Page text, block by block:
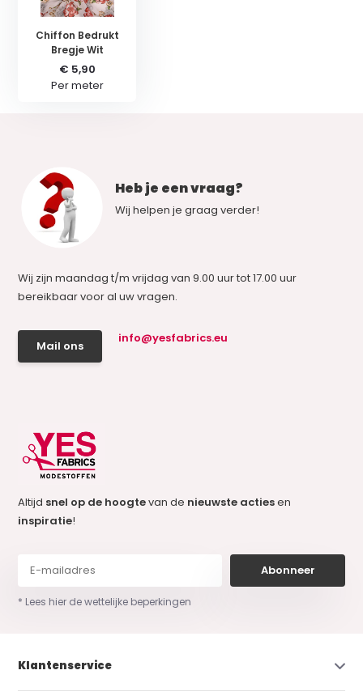
Chiffon Bedrukt
Bregje Wit
€ 5,90
Per meter
Heb je een vraag?
Wij helpen je graag verder!
Wij zijn maandag t/m vrijdag van 9.00 uur tot 17.00 uur
bereikbaar voor al uw vragen.
Mail ons
info@yesfabrics.eu
Altijd snel op de hoogtevan de nieuwste actiesen
inspiratie!
Abonneer
* Lees hier de wettelijke beperkingen
Klantenservice